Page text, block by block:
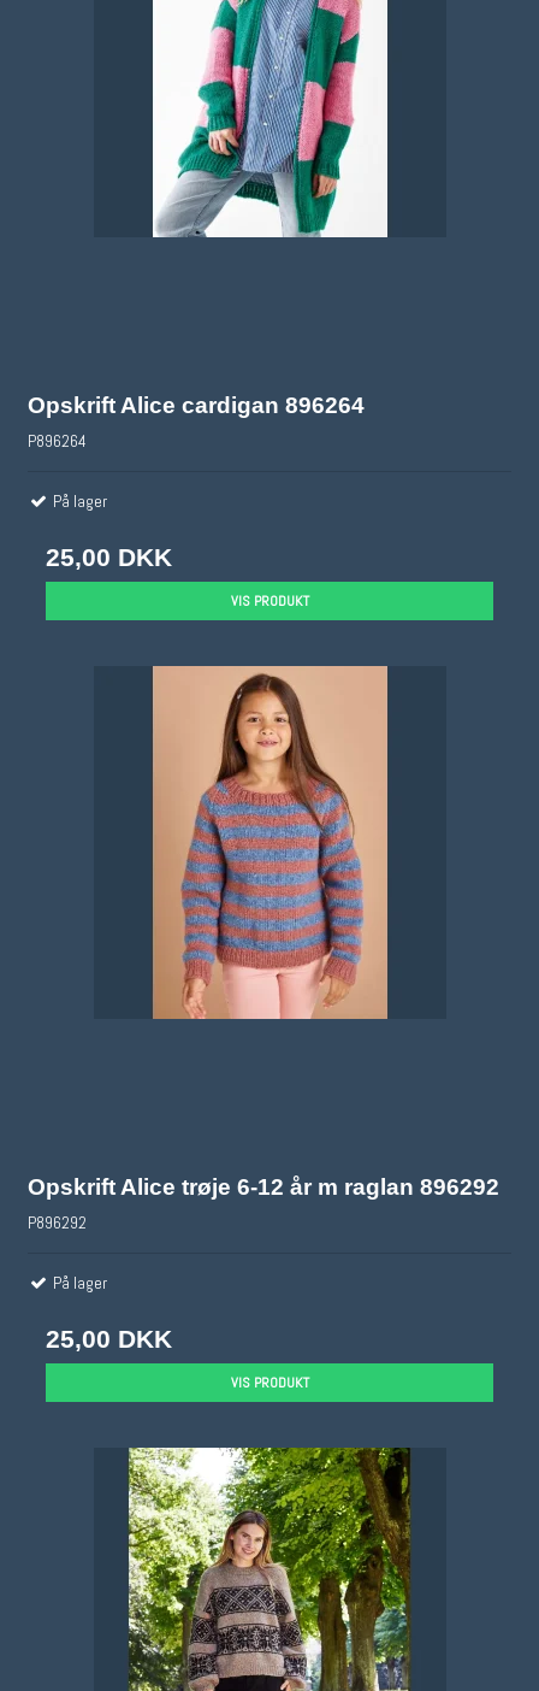
Opskrift Alice cardigan 896264
P896264
På lager
25,00 DKK
VIS PRODUKT
Opskrift Alice trøje 6-12 år m raglan 896292
P896292
På lager
25,00 DKK
VIS PRODUKT